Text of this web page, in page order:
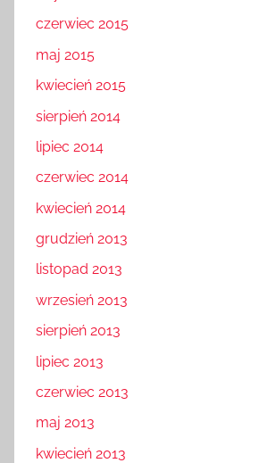
czerwiec 2015
maj 2015
kwiecień 2015
sierpień 2014
lipiec 2014
czerwiec 2014
kwiecień 2014
grudzień 2013
listopad 2013
wrzesień 2013
sierpień 2013
lipiec 2013
czerwiec 2013
maj 2013
kwiecień 2013